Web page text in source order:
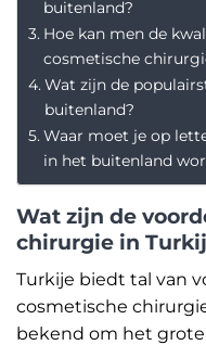
buitenland?
Hoe kan men de
cosmetische
Wat zijn de
buitenland?
Waar moet je op
in het buitenland
Wat zijn de
chirurgie in
Turkije biedt tal van
cosmetische
bekend om het